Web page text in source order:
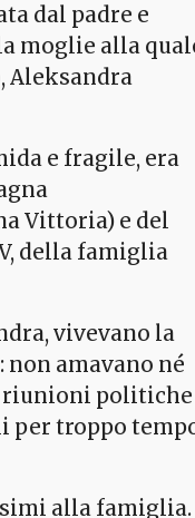
dal padre e
moglie alla
Aleksandra
e fragile, era
Vittoria) e del
della famiglia
vivevano la
non amavano né
riunioni politiche
per troppo
alla famiglia.